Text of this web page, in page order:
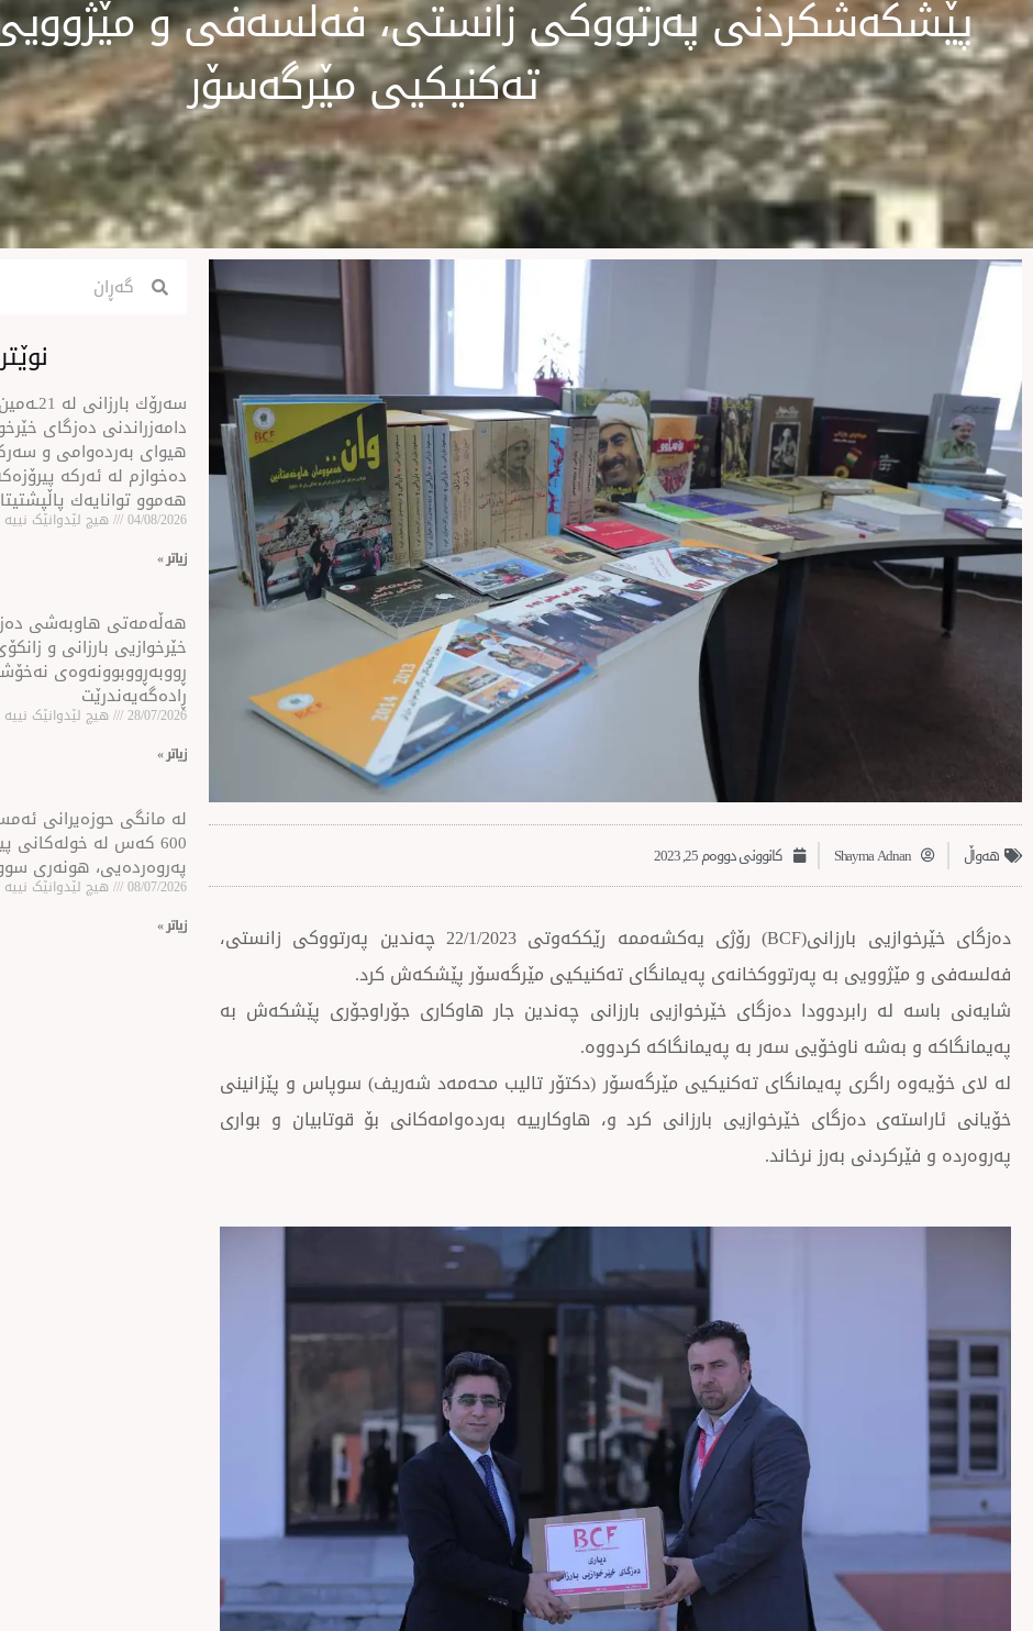
پێشكه‌شكردنى‌ پەرتووکى زانستی، فەلسەفی و
تەکنیکیى مێرگەسۆر
‌‌هەواڵ Shayma Adnan کانوونی دووەم 25, 2023
دەزگای خێرخوازیی بارزانى(BCF) رۆژى یەکشەممە رێککەوتی 22/1/2023 چەندین پەرتووکی زانستی،
فەلسەفی و مێژوویى بە پەرتووکخانەی پەیمانگای تەکنیکيی مێرگەسۆر پێشکەش کرد.
شایەنی باسە لە رابردوودا دەزگای خێرخوازیی بارزانی چەندین جار هاوکاری جۆراوجۆرى پێشکەش بە
پەیمانگاکە و بەشە ناوخۆيی سەر بە پەیمانگاکە کردووە.
له‌ لای خۆیەوە راگری پەیمانگای تەکنیکيی مێرگەسۆر (دكتۆر تاليب محه‌مه‌د شه‌ریف) سوپاس و پێزانینی
خۆیانى ئاراستەی دەزگای خێرخوازیی بارزانی کرد و، هاوکاریيە بەردەوامەکانی بۆ قوتابیان و بواری
پەروەردە و فێرکردنى به‌رز نرخاند.
Search
Search
سه‌رۆك
دامەزراندنی دەزگای
هیوای بەردەوامی و
دەخوازم لە ئەركە
هەموو توانایەك
04/08/2026 هیچ لێدوانێک نییە
زیاتر »
هه‌ڵه‌مه‌تی هاو‌به‌شی
خێرخوازیی بارزانی و
ڕووبه‌ڕووبوونه‌وه‌ی
ڕاده‌گه‌یه‌ندرێت
28/07/2026 هیچ لێدوانێک نییە
زیاتر »
لە مانگی حوزەیرانی
600 كه‌س له‌ خولەكانی
پەروەردەیی، هونەری
08/07/2026 هیچ لێدوانێک نییە
زیاتر »